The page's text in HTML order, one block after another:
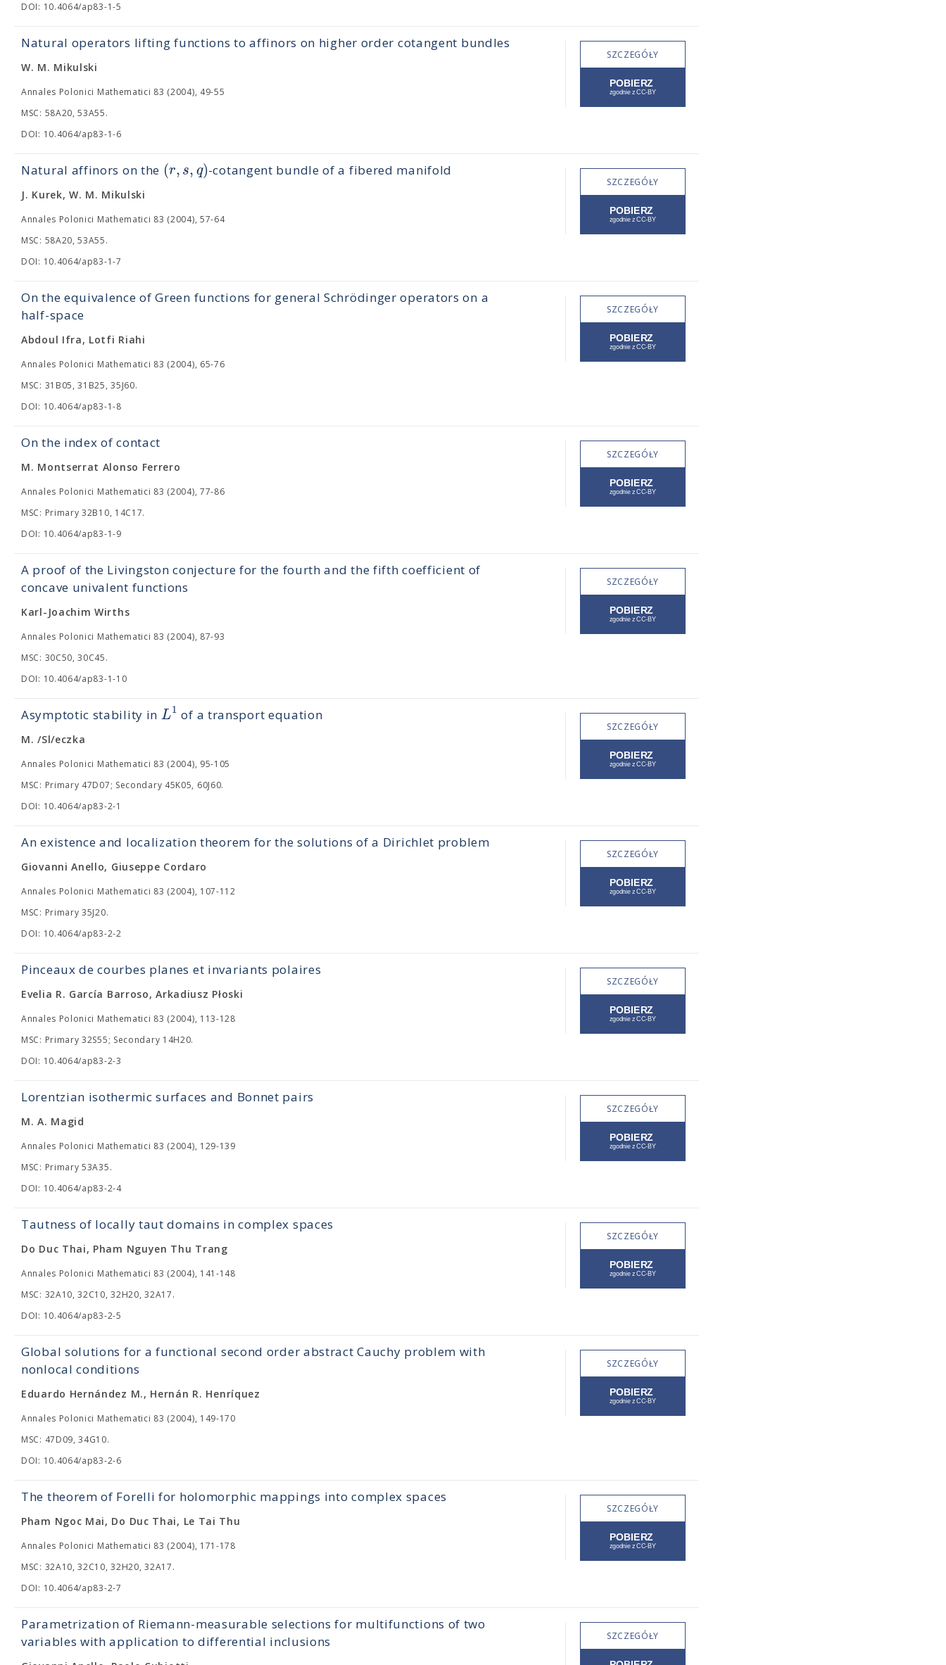
DOI: 10.4064/ap83-1-5
Natural operators lifting functions to affinors on higher order cotangent bundles
W. M. Mikulski
Annales Polonici Mathematici 83 (2004), 49-55
MSC: 58A20, 53A55.
DOI: 10.4064/ap83-1-6
SZCZEGÓŁY
Natural affinors on the (r,s,q)-cotangent bundle of a fibered manifold
J. Kurek, W. M. Mikulski
Annales Polonici Mathematici 83 (2004), 57-64
MSC: 58A20, 53A55.
DOI: 10.4064/ap83-1-7
SZCZEGÓŁY
On the equivalence of Green functions for general Schrödinger operators on a
half-space
Abdoul Ifra, Lotfi Riahi
Annales Polonici Mathematici 83 (2004), 65-76
MSC: 31B05, 31B25, 35J60.
DOI: 10.4064/ap83-1-8
SZCZEGÓŁY
On the index of contact
M. Montserrat Alonso Ferrero
Annales Polonici Mathematici 83 (2004), 77-86
MSC: Primary 32B10, 14C17.
DOI: 10.4064/ap83-1-9
SZCZEGÓŁY
A proof of the Livingston conjecture for the fourth and the fifth coefficient of
concave univalent functions
Karl-Joachim Wirths
Annales Polonici Mathematici 83 (2004), 87-93
MSC: 30C50, 30C45.
DOI: 10.4064/ap83-1-10
SZCZEGÓŁY
Asymptotic stability in L1 of a transport equation
M. /Sl/eczka
Annales Polonici Mathematici 83 (2004), 95-105
MSC: Primary 47D07; Secondary 45K05, 60J60.
DOI: 10.4064/ap83-2-1
SZCZEGÓŁY
An existence and localization theorem for the solutions of a Dirichlet problem
Giovanni Anello, Giuseppe Cordaro
Annales Polonici Mathematici 83 (2004), 107-112
MSC: Primary 35J20.
DOI: 10.4064/ap83-2-2
SZCZEGÓŁY
Pinceaux de courbes planes et invariants polaires
Evelia R. García Barroso, Arkadiusz Płoski
Annales Polonici Mathematici 83 (2004), 113-128
MSC: Primary 32S55; Secondary 14H20.
DOI: 10.4064/ap83-2-3
SZCZEGÓŁY
Lorentzian isothermic surfaces and Bonnet pairs
M. A. Magid
Annales Polonici Mathematici 83 (2004), 129-139
MSC: Primary 53A35.
DOI: 10.4064/ap83-2-4
SZCZEGÓŁY
Tautness of locally taut domains in complex spaces
Do Duc Thai, Pham Nguyen Thu Trang
Annales Polonici Mathematici 83 (2004), 141-148
MSC: 32A10, 32C10, 32H20, 32A17.
DOI: 10.4064/ap83-2-5
SZCZEGÓŁY
Global solutions for a functional second order abstract Cauchy problem with
nonlocal conditions
Eduardo Hernández M., Hernán R. Henríquez
Annales Polonici Mathematici 83 (2004), 149-170
MSC: 47D09, 34G10.
DOI: 10.4064/ap83-2-6
SZCZEGÓŁY
The theorem of Forelli for holomorphic mappings into complex spaces
Pham Ngoc Mai, Do Duc Thai, Le Tai Thu
Annales Polonici Mathematici 83 (2004), 171-178
MSC: 32A10, 32C10, 32H20, 32A17.
DOI: 10.4064/ap83-2-7
SZCZEGÓŁY
Parametrization of Riemann-measurable selections for multifunctions of two
variables with application to differential inclusions
SZCZEGÓŁY